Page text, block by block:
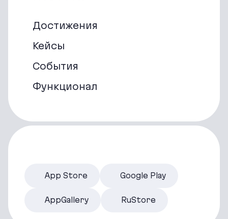
Достижения
Кейсы
События
Функционал
App Store Google Play
AppGallery RuStore